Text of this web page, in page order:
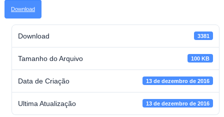
Download
Download 3381
Tamanho do Arquivo 100 KB
Data de Criação 13 de dezembro de 2016
Ultima Atualização 13 de dezembro de 2016